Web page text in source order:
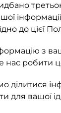
до цієї
з
робити
ділитися
вашої